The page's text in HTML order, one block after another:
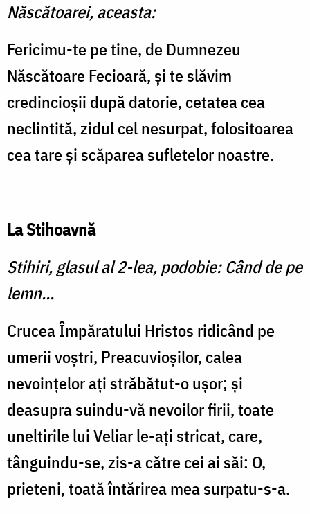
Născătoarei, aceasta:
Fericimu-te pe tine, de Dumnezeu
Născătoare Fecioară, și te slăvim
credincioșii după datorie, cetatea cea
neclintită, zidul cel nesurpat, folositoarea
cea tare și scăparea sufletelor noastre.
La Stihoavnă
Stihiri, glasul al 2-lea, podobie: Când de pe
lemn...
Crucea Împăratului Hristos ridicând pe
umerii voştri, Preacuvioşilor, calea
nevoinţelor aţi străbătut-o uşor; şi
deasupra suindu-vă nevoilor firii, toate
uneltirile lui Veliar le-aţi stricat, care,
tânguindu-se, zis-a către cei ai săi: O,
prieteni, toată întărirea mea surpatu-s-a.